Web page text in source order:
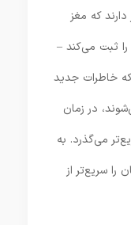
که مغز
را ثبت می‌کند –
خاطرات جدید
در زمان
می‌گذرد. به
سریع‌تر از